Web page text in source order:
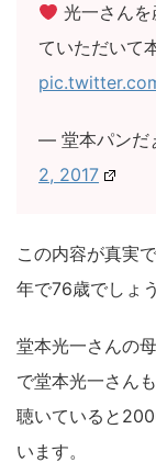
光一さん
ていただいて
— 堂本パンだ
2, 2017
この内容が真実
年で76歳でしょう
堂本光一さんの
で堂本光一さん
聴いていると
います。